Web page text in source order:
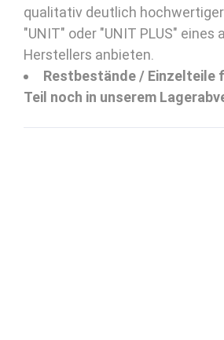
qualitativ deutlich
"UNIT" oder "UNIT PLUS" eines
Herstellers anbieten.
Restbestände / Einzelteile
Teil noch in unserem